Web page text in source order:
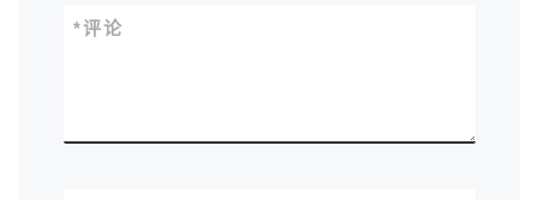
评论
*